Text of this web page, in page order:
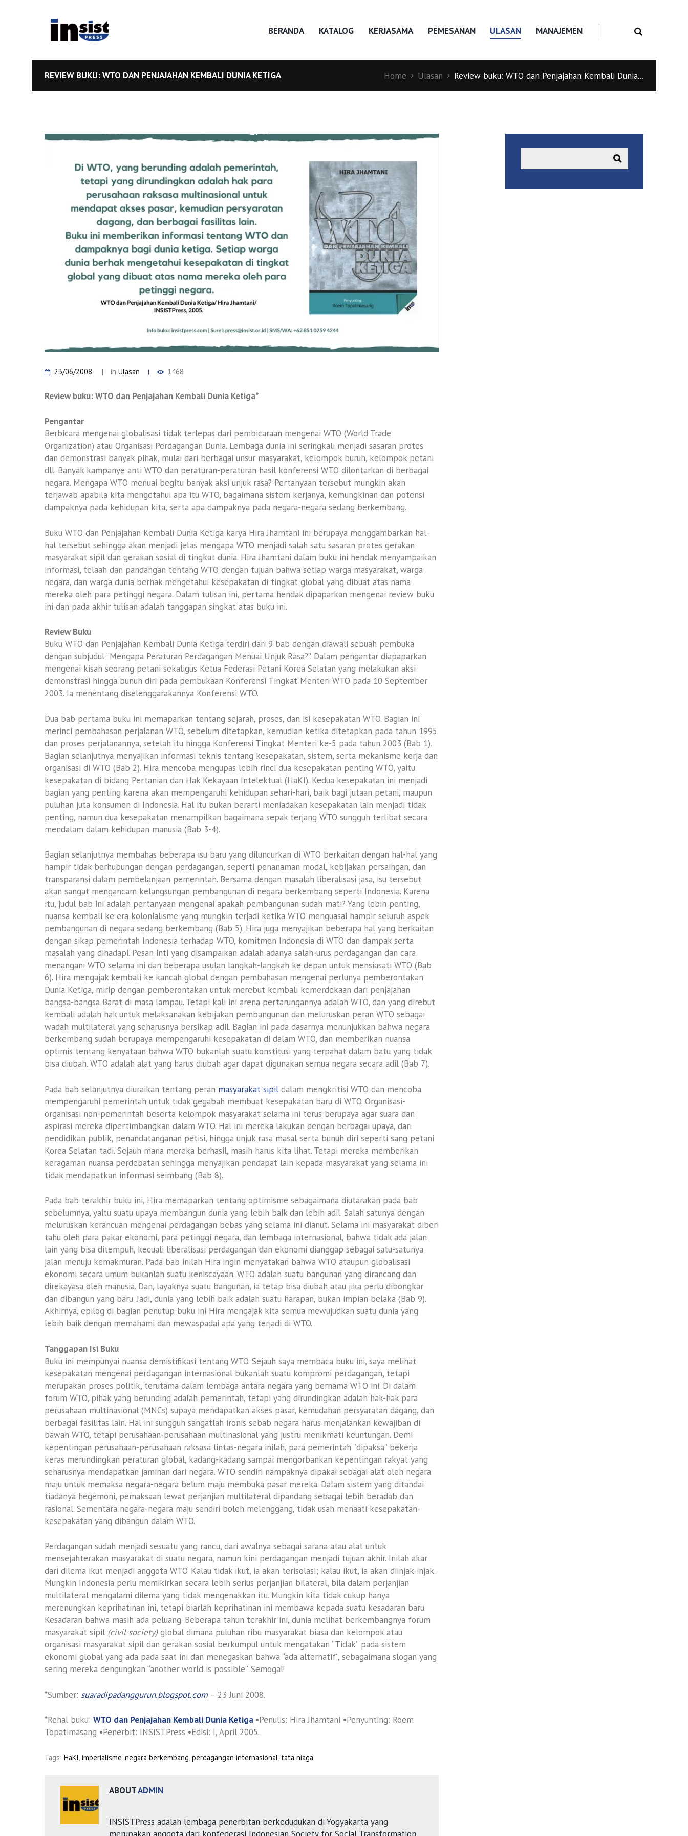
BERANDA KATALOG KERJASAMA PEMESANAN ULASAN MANAJEMEN
REVIEW BUKU: WTO DAN PENJAJAHAN KEMBALI DUNIA KETIGA Home Ulasan Review buku: WTO dan Penjajahan Kembali Dunia...
23/06/2008 inUlasan 1468
Review buku: WTO dan Penjajahan Kembali Dunia Ketiga*
Pengantar
Berbicara mengenai globalisasi tidak terlepas dari pembicaraan mengenai WTO (World Trade
Organization) atau Organisasi Perdagangan Dunia. Lembaga dunia ini seringkali menjadi sasaran protes
dan demonstrasi banyak pihak, mulai dari berbagai unsur masyarakat, kelompok buruh, kelompok petani
dll. Banyak kampanye anti WTO dan peraturan-peraturan hasil konferensi WTO dilontarkan di berbagai
negara. Mengapa WTO menuai begitu banyak aksi unjuk rasa? Pertanyaan tersebut mungkin akan
terjawab apabila kita mengetahui apa itu WTO, bagaimana sistem kerjanya, kemungkinan dan potensi
dampaknya pada kehidupan kita, serta apa dampaknya pada negara-negara sedang berkembang.
Buku WTO dan Penjajahan Kembali Dunia Ketiga karya Hira Jhamtani ini berupaya menggambarkan hal-
hal tersebut sehingga akan menjadi jelas mengapa WTO menjadi salah satu sasaran protes gerakan
masyarakat sipil dan gerakan sosial di tingkat dunia. Hira Jhamtani dalam buku ini hendak menyampaikan
informasi, telaah dan pandangan tentang WTO dengan tujuan bahwa setiap warga masyarakat, warga
negara, dan warga dunia berhak mengetahui kesepakatan di tingkat global yang dibuat atas nama
mereka oleh para petinggi negara. Dalam tulisan ini, pertama hendak dipaparkan mengenai review buku
ini dan pada akhir tulisan adalah tanggapan singkat atas buku ini.
Review Buku
Buku WTO dan Penjajahan Kembali Dunia Ketiga terdiri dari 9 bab dengan diawali sebuah pembuka
dengan subjudul “Mengapa Peraturan Perdagangan Menuai Unjuk Rasa?”. Dalam pengantar diapaparkan
mengenai kisah seorang petani sekaligus Ketua Federasi Petani Korea Selatan yang melakukan aksi
demonstrasi hingga bunuh diri pada pembukaan Konferensi Tingkat Menteri WTO pada 10 September
2003. Ia menentang diselenggarakannya Konferensi WTO.
Dua bab pertama buku ini memaparkan tentang sejarah, proses, dan isi kesepakatan WTO. Bagian ini
merinci pembahasan perjalanan WTO, sebelum ditetapkan, kemudian ketika ditetapkan pada tahun 1995
dan proses perjalanannya, setelah itu hingga Konferensi Tingkat Menteri ke-5 pada tahun 2003 (Bab 1).
Bagian selanjutnya menyajikan informasi teknis tentang kesepakatan, sistem, serta mekanisme kerja dan
organisasi di WTO (Bab 2). Hira mencoba mengupas lebih rinci dua kesepakatan penting WTO, yaitu
kesepakatan di bidang Pertanian dan Hak Kekayaan Intelektual (HaKI). Kedua kesepakatan ini menjadi
bagian yang penting karena akan mempengaruhi kehidupan sehari-hari, baik bagi jutaan petani, maupun
puluhan juta konsumen di Indonesia. Hal itu bukan berarti meniadakan kesepakatan lain menjadi tidak
penting, namun dua kesepakatan menampilkan bagaimana sepak terjang WTO sungguh terlibat secara
mendalam dalam kehidupan manusia (Bab 3-4).
Bagian selanjutnya membahas beberapa isu baru yang diluncurkan di WTO berkaitan dengan hal-hal yang
hampir tidak berhubungan dengan perdagangan, seperti penanaman modal, kebijakan persaingan, dan
transparansi dalam pembelanjaan pemerintah. Bersama dengan masalah liberalisasi jasa, isu tersebut
akan sangat mengancam kelangsungan pembangunan di negara berkembang seperti Indonesia. Karena
itu, judul bab ini adalah pertanyaan mengenai apakah pembangunan sudah mati? Yang lebih penting,
nuansa kembali ke era kolonialisme yang mungkin terjadi ketika WTO menguasai hampir seluruh aspek
pembangunan di negara sedang berkembang (Bab 5). Hira juga menyajikan beberapa hal yang berkaitan
dengan sikap pemerintah Indonesia terhadap WTO, komitmen Indonesia di WTO dan dampak serta
masalah yang dihadapi. Pesan inti yang disampaikan adalah adanya salah-urus perdagangan dan cara
menangani WTO selama ini dan beberapa usulan langkah-langkah ke depan untuk mensiasati WTO (Bab
6). Hira mengajak kembali ke kancah global dengan pembahasan mengenai perlunya pemberontakan
Dunia Ketiga, mirip dengan pemberontakan untuk merebut kembali kemerdekaan dari penjajahan
bangsa-bangsa Barat di masa lampau. Tetapi kali ini arena pertarungannya adalah WTO, dan yang direbut
kembali adalah hak untuk melaksanakan kebijakan pembangunan dan meluruskan peran WTO sebagai
wadah multilateral yang seharusnya bersikap adil. Bagian ini pada dasarnya menunjukkan bahwa negara
berkembang sudah berupaya mempengaruhi kesepakatan di dalam WTO, dan memberikan nuansa
optimis tentang kenyataan bahwa WTO bukanlah suatu konstitusi yang terpahat dalam batu yang tidak
bisa diubah. WTO adalah alat yang harus diubah agar dapat digunakan semua negara secara adil (Bab 7).
Pada bab selanjutnya diuraikan tentang peran masyarakat sipil dalam mengkritisi WTO dan mencoba
mempengaruhi pemerintah untuk tidak gegabah membuat kesepakatan baru di WTO. Organisasi-
organisasi non-pemerintah beserta kelompok masyarakat selama ini terus berupaya agar suara dan
aspirasi mereka dipertimbangkan dalam WTO. Hal ini mereka lakukan dengan berbagai upaya, dari
pendidikan publik, penandatanganan petisi, hingga unjuk rasa masal serta bunuh diri seperti sang petani
Korea Selatan tadi. Sejauh mana mereka berhasil, masih harus kita lihat. Tetapi mereka memberikan
keragaman nuansa perdebatan sehingga menyajikan pendapat lain kepada masyarakat yang selama ini
tidak mendapatkan informasi seimbang (Bab 8).
Pada bab terakhir buku ini, Hira memaparkan tentang optimisme sebagaimana diutarakan pada bab
sebelumnya, yaitu suatu upaya membangun dunia yang lebih baik dan lebih adil. Salah satunya dengan
meluruskan kerancuan mengenai perdagangan bebas yang selama ini dianut. Selama ini masyarakat diberi
tahu oleh para pakar ekonomi, para petinggi negara, dan lembaga internasional, bahwa tidak ada jalan
lain yang bisa ditempuh, kecuali liberalisasi perdagangan dan ekonomi dianggap sebagai satu-satunya
jalan menuju kemakmuran. Pada bab inilah Hira ingin menyatakan bahwa WTO ataupun globalisasi
ekonomi secara umum bukanlah suatu keniscayaan. WTO adalah suatu bangunan yang dirancang dan
direkayasa oleh manusia. Dan, layaknya suatu bangunan, ia tetap bisa diubah atau jika perlu dibongkar
dan dibangun yang baru. Jadi, dunia yang lebih baik adalah suatu harapan, bukan impian belaka (Bab 9).
Akhirnya, epilog di bagian penutup buku ini Hira mengajak kita semua mewujudkan suatu dunia yang
lebih baik dengan memahami dan mewaspadai apa yang terjadi di WTO.
Tanggapan Isi Buku
Buku ini mempunyai nuansa demistifikasi tentang WTO. Sejauh saya membaca buku ini, saya melihat
kesepakatan mengenai perdagangan internasional bukanlah suatu kompromi perdagangan, tetapi
merupakan proses politik, terutama dalam lembaga antara negara yang bernama WTO ini. Di dalam
forum WTO, pihak yang berunding adalah pemerintah, tetapi yang dirundingkan adalah hak-hak para
perusahaan multinasional (MNCs) supaya mendapatkan akses pasar, kemudahan persyaratan dagang, dan
berbagai fasilitas lain. Hal ini sungguh sangatlah ironis sebab negara harus menjalankan kewajiban di
bawah WTO, tetapi perusahaan-perusahaan multinasional yang justru menikmati keuntungan. Demi
kepentingan perusahaan-perusahaan raksasa lintas-negara inilah, para pemerintah “dipaksa” bekerja
keras merundingkan peraturan global, kadang-kadang sampai mengorbankan kepentingan rakyat yang
seharusnya mendapatkan jaminan dari negara. WTO sendiri nampaknya dipakai sebagai alat oleh negara
maju untuk memaksa negara-negara belum maju membuka pasar mereka. Dalam sistem yang ditandai
tiadanya hegemoni, pemaksaan lewat perjanjian multilateral dipandang sebagai lebih beradab dan
rasional. Sementara negara-negara maju sendiri boleh melenggang, tidak usah menaati kesepakatan-
kesepakatan yang dibangun dalam WTO.
Perdagangan sudah menjadi sesuatu yang rancu, dari awalnya sebagai sarana atau alat untuk
mensejahterakan masyarakat di suatu negara, namun kini perdagangan menjadi tujuan akhir. Inilah akar
dari dilema ikut menjadi anggota WTO. Kalau tidak ikut, ia akan terisolasi; kalau ikut, ia akan diinjak-injak.
Mungkin Indonesia perlu memikirkan secara lebih serius perjanjian bilateral, bila dalam perjanjian
multilateral mengalami dilema yang tidak mengenakkan itu. Mungkin kita tidak cukup hanya
merenungkan keprihatinan ini, tetapi biarlah keprihatinan ini membawa kepada suatu kesadaran baru.
Kesadaran bahwa masih ada peluang. Beberapa tahun terakhir ini, dunia melihat berkembangnya forum
masyarakat sipil (civil society) global dimana puluhan ribu masyarakat biasa dan kelompok atau
organisasi masyarakat sipil dan gerakan sosial berkumpul untuk mengatakan “Tidak” pada sistem
ekonomi global yang ada pada saat ini dan menegaskan bahwa “ada alternatif”, sebagaimana slogan yang
sering mereka dengungkan “another world is possible”. Semoga!!
*Sumber: suaradipadanggurun.blogspot.com– 23 Juni 2008.
*Rehal buku: WTO dan Penjajahan Kembali Dunia Ketiga •Penulis: Hira Jhamtani •Penyunting: Roem
Topatimasang •Penerbit: INSISTPress •Edisi: I, April 2005.
Tags: HaKI imperialisme negara berkembang perdagangan internasional tata niaga
ABOUTADMIN
INSISTPress adalah lembaga penerbitan berkedudukan di Yogyakarta yang